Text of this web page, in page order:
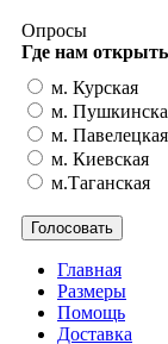
Опросы
Где нам
м. Курская
м.
м. Павелецкая
м. Киевская
м.Таганская
Главная
Размеры
Помощь
Доставка